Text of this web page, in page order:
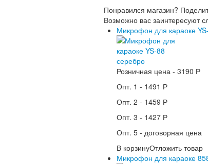
Понравился магазин?
Возможно вас заинтересуют
Микрофон для караоке
Розничная цена - 3190 Р
Опт. 1 - 1491 Р
Опт. 2 - 1459 Р
Опт. 3 - 1427 Р
Опт. 5 - договорная цена
В корзинуОтложить товар
Микрофон для караоке